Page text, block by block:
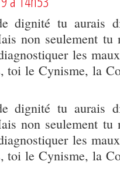
dignité tu aurais
non seulement tu
les
toi le Cynisme, la
dignité tu aurais
non seulement tu
les
toi le Cynisme, la